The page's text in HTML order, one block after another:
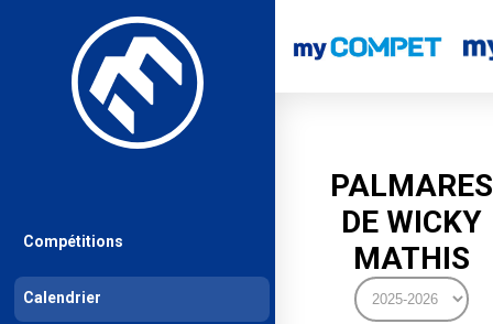
PALMARES
DE WICKY
MATHIS
Compétitions
Calendrier